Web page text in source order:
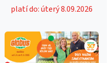
platí do: úterý 8.09.2026